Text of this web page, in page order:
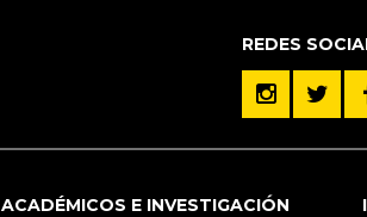
REDES
ACADÉMICOS E INVESTIGACIÓN